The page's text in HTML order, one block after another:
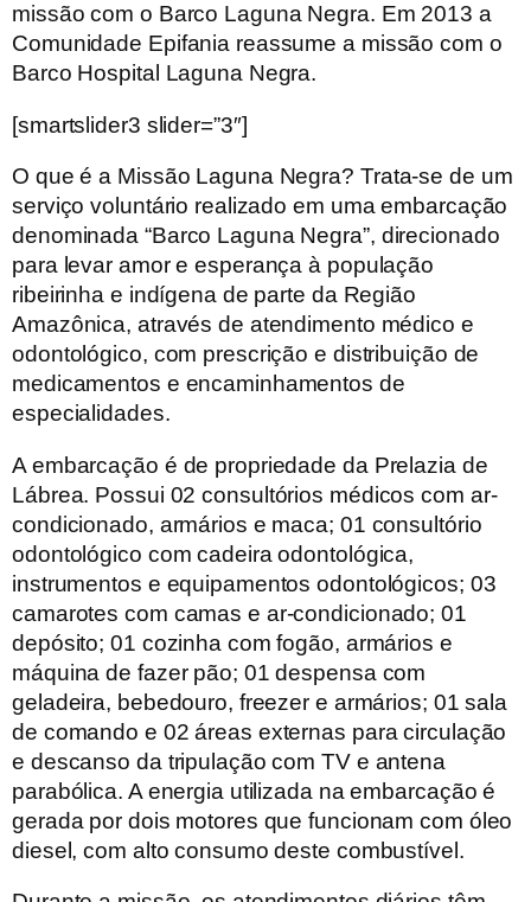
missão com o Barco Laguna Negra. Em 2013 a
Comunidade Epifania reassume a missão com o
Barco Hospital Laguna Negra.
[smartslider3 slider=”3″]
O que é a Missão Laguna Negra? Trata-se de um
serviço voluntário realizado em uma embarcação
denominada “Barco Laguna Negra”, direcionado
para levar amor e esperança à população
ribeirinha e indígena de parte da Região
Amazônica, através de atendimento médico e
odontológico, com prescrição e distribuição de
medicamentos e encaminhamentos de
especialidades.
A embarcação é de propriedade da Prelazia de
Lábrea. Possui 02 consultórios médicos com ar-
condicionado, armários e maca; 01 consultório
odontológico com cadeira odontológica,
instrumentos e equipamentos odontológicos; 03
camarotes com camas e ar-condicionado; 01
depósito; 01 cozinha com fogão, armários e
máquina de fazer pão; 01 despensa com
geladeira, bebedouro, freezer e armários; 01 sala
de comando e 02 áreas externas para circulação
e descanso da tripulação com TV e antena
parabólica. A energia utilizada na embarcação é
gerada por dois motores que funcionam com óleo
diesel, com alto consumo deste combustível.